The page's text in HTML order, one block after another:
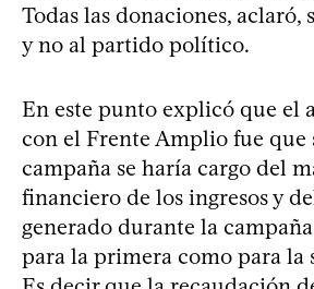
Todas las donaciones, aclaró,
y no al partido político.
En este punto explicó que el
con el Frente Amplio fue que
campaña se haría cargo del
financiero de los ingresos y
generado durante la
para la primera como para la